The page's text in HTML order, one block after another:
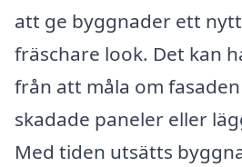
att ge byggnader ett
fräschare look. Det kan
från att måla om
skadade paneler eller
Med tiden utsätts